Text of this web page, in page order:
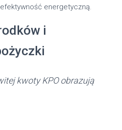
energetyczną.
i
kwoty KPO obrazują